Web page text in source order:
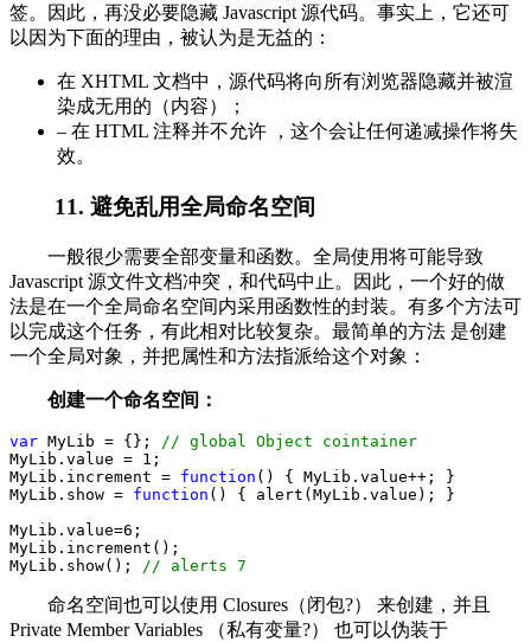
签。因此，再没必要隐藏 Javascript 源代码。事实上，它还可
以因为下面的理由，被认为是无益的：
在 XHTML 文档中，源代码将向所有浏览器隐藏并被渲
染成无用的（内容）；
– 在 HTML 注释并不允许 ，这个会让任何递减操作将失
效。
11. 避免乱用全局命名空间
一般很少需要全部变量和函数。全局使用将可能导致
Javascript 源文件文档冲突，和代码中止。因此，一个好的做
法是在一个全局命名空间内采用函数性的封装。有多个方法可
以完成这个任务，有此相对比较复杂。最简单的方法 是创建
一个全局对象，并把属性和方法指派给这个对象：
创建一个命名空间：
var MyLib = {}; // global Object cointainer
MyLib.value = 1 ;
MyLib.increment = function () { MyLib.value++ ; }
MyLib.show = function () { alert(MyLib.value); }
MyLib.value=6 ;
MyLib.increment();
MyLib.show();
// alerts 7
命名空间也可以使用 Closures（闭包?） 来创建，并且
Private Member Variables （私有变量?） 也可以伪装于